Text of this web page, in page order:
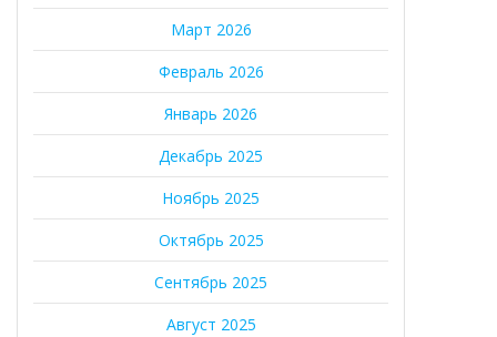
Март 2026
Февраль 2026
Январь 2026
Декабрь 2025
Ноябрь 2025
Октябрь 2025
Сентябрь 2025
Август 2025